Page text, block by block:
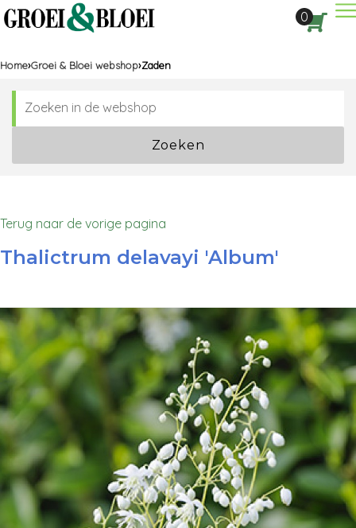
0
Home Groei & Bloei webshop Zaden
Zoeken
Terug naar de vorige pagina
Thalictrum delavayi 'Album'